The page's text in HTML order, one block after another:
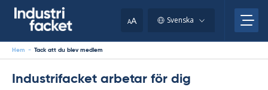
AA Svenska
Hem - Tack att du blev medlem
Industrifacket arbetar för dig